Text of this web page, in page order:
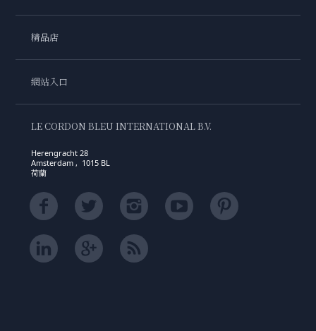
精品店
網站入口
LE CORDON BLEU INTERNATIONAL B.V.
Herengracht 28
Amsterdam , 1015 BL
荷蘭